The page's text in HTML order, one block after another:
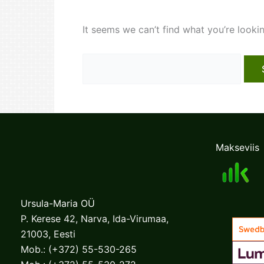
It seems we can’t find what you’re
Ursula-Maria OÜ
P. Kerese 42, Narva, Ida-Virumaa,
21003, Eesti
Mob.: (+372) 55-530-265
Makseviis